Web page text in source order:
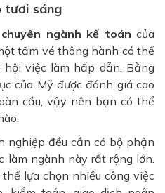
tươi sáng
ngành kế toáncủa
tấm vé thông hành có thể
việc làm hấp dẫn. Bằng
của Mỹ được đánh giá cao
cầu, vậy nên bạn có thể
nghiệp đều cần có bộ phận
ngành này rất rộng lớn.
lựa chọn nhiều công việc